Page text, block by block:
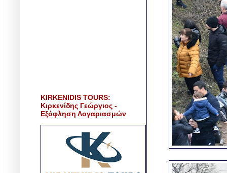
KIRKENIDIS TOURS:
Κιρκενίδης Γεώργιος -
Εξόφληση Λογαριασμών